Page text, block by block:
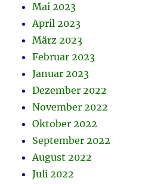
Mai 2023
April 2023
März 2023
Februar 2023
Januar 2023
Dezember 2022
November 2022
Oktober 2022
September 2022
August 2022
Juli 2022